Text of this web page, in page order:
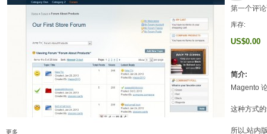
第一个评
库存:
US$0.00
简介:
Magento
这种方式
所以,站内
更多